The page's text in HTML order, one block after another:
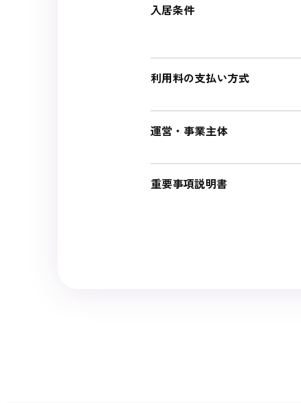
入居条件
利用料の支払い方式
運営・事業主体
重要事項説明書